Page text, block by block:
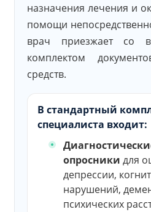
назначения лечения и
помощи
врач приезжает со
комплектом
средств.
В стандартный
специалиста входит:
опросники для
депрессии,
нарушений,
психических